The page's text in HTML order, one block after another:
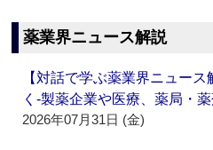
薬業界ニュース解説
【対話で学ぶ薬業界ニュー
く‐製薬企業や医療、薬局・
2026年07月31日 (金)